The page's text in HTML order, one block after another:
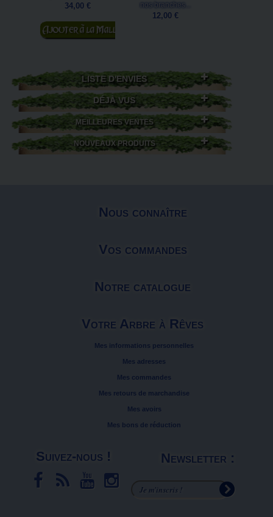
34,00 €
Ajouter au
panier
nos branches...
12,00 €
LISTE D'ENVIES
DÉJÀ VUS
MEILLEURES VENTES
NOUVEAUX PRODUITS
Nous connaître
Vos commandes
Notre catalogue
Votre Arbre à Rêves
Mes informations personnelles
Mes adresses
Mes commandes
Mes retours de marchandise
Mes avoirs
Mes bons de réduction
Suivez-nous ! Newsletter :